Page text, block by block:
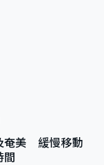
奄美 緩慢移動
間